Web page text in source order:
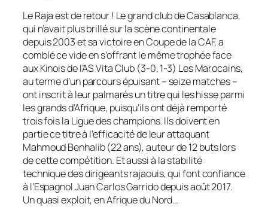
Le Raja est de retour ! Le grand club de Casablanca,
qui n’avait plus brillé sur la scène continentale
depuis 2003 et sa victoire en Coupe de la CAF, a
comblé ce vide en s’offrant le même trophée face
aux Kinois de l’AS Vita Club (3-0, 1-3) Les Marocains,
au terme d’un parcours épuisant – seize matches –
ont inscrit à leur palmarès un titre qui les hisse parmi
les grands d’Afrique, puisqu’ils ont déjà remporté
trois fois la Ligue des champions. Ils doivent en
partie ce titre à l’efficacité de leur attaquant
Mahmoud Benhalib (22 ans), auteur de 12 buts lors
de cette compétition. Et aussi à la stabilité
technique des dirigeants rajaouis, qui font confiance
à l’Espagnol Juan Carlos Garrido depuis août 2017.
Un quasi exploit, en Afrique du Nord…